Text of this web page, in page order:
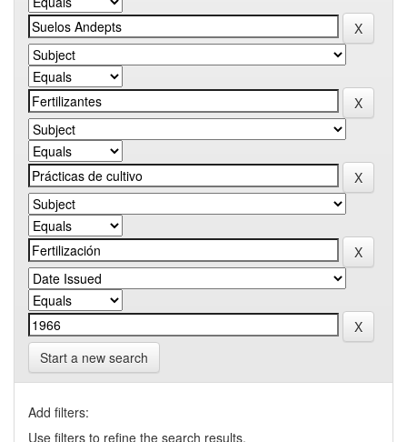
Start a new search
Add filters:
Use filters to refine the search results.